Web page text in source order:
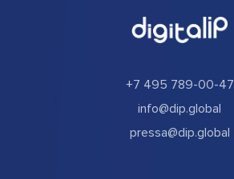
+7 495 789-00-47
info@dip.global
pressa@dip.global